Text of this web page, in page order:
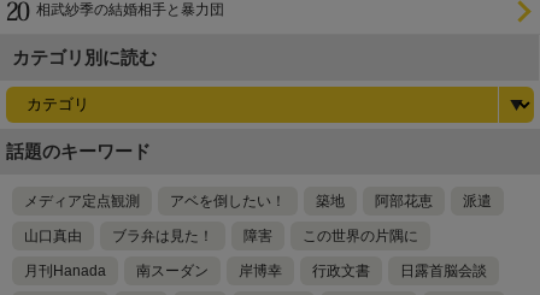
相武紗季の結婚相手と暴力団
カテゴリ別に読む
話題のキーワード
メディア定点観測 アベを倒したい！ 築地 阿部花恵 派遣
山口真由 ブラ弁は見た！ 障害 この世界の片隅に
月刊Hanada 南スーダン 岸博幸 行政文書 日露首脳会談